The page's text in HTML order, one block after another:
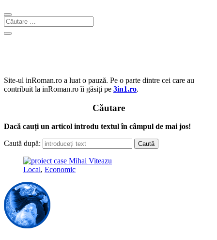
Site-ul inRoman.ro a luat o pauză. Pe o parte dintre cei care au
contribuit la inRoman.ro îi găsiți pe 3in1.ro.
Căutare
Dacă cauți un articol introdu textul în câmpul de mai jos!
Caută după:
Local, Economic